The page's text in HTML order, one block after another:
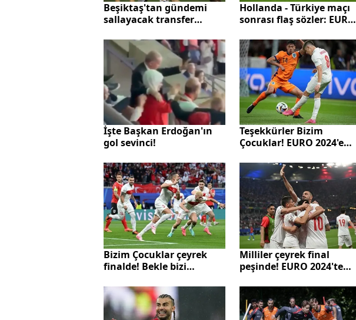
Beşiktaş'tan gündemi
sallayacak transfer
yıldız için operasyon
Hollanda - Türkiye maçı
sonrası flaş sözler: EURO
İşte Başkan Erdoğan'ın
gol sevinci!
Teşekkürler Bizim
Çocuklar! EURO 2024'e
Hollanda karşısında 2-1
mağlup oldu
Bizim Çocuklar çeyrek
finalde! Bekle bizi
Milliler çeyrek final
peşinde! EURO 2024'te
Türkiye'nin Avusturya
maçı muhtemel 11'i...